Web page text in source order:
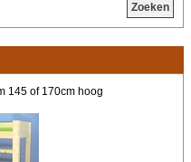
Zoeken
145 of 170cm hoog